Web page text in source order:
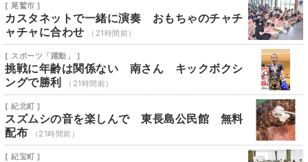
[ 尾鷲市 ]
カスタネットで一緒に演奏 おもちゃのチャチ
ャチャに合わせ
（21時間前）
[ スポーツ「躍動」 ]
挑戦に年齢は関係ない 南さん キックボクシ
ングで勝利
（21時間前）
[ 紀北町 ]
スズムシの音を楽しんで 東長島公民館 無料
配布
（21時間前）
[ 紀宝町 ]